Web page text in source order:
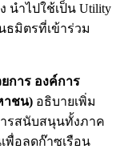
นำไปใช้เป็น Utility
ธมิตรที่เข้าร่วม
การ องค์การ
าชน) อธิบายเพิ่ม
รสนับสนุนทั้งภาค
พื่อลดก๊าซเรือน